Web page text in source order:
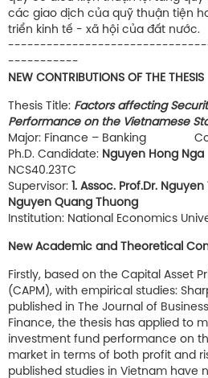
các giao dịch của quỹ thuận tiện
triển kinh tế - xã hội của đất nước.
-----------
NEW CONTRIBUTIONS OF THE THESIS
Thesis Title: Factors affecting
Performance on the Vietnamese
Major: Finance – Banking
Ph.D. Candidate: Nguyen Hong Nga
NCS40.23TC
Supervisor: 1. Assoc. Prof.Dr.
Nguyen Quang Thuong
Institution: National Economics
New Academic and Theoretical
Firstly, based on the Capital Asset
(CAPM), with empirical studies:
published in The Journal of
Finance, the thesis has applied to
investment fund performance on
market in terms of both profit and
published studies in Vietnam have